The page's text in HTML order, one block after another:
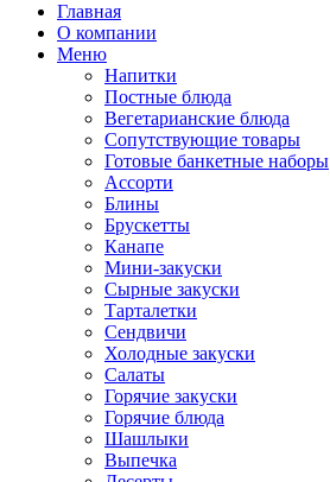
Главная
О компании
Меню
Напитки
Постные блюда
Вегетарианские блюда
Сопутствующие товары
Готовые банкетные наборы
Ассорти
Блины
Брускетты
Канапе
Мини-закуски
Сырные закуски
Тарталетки
Сендвичи
Холодные закуски
Салаты
Горячие закуски
Горячие блюда
Шашлыки
Выпечка